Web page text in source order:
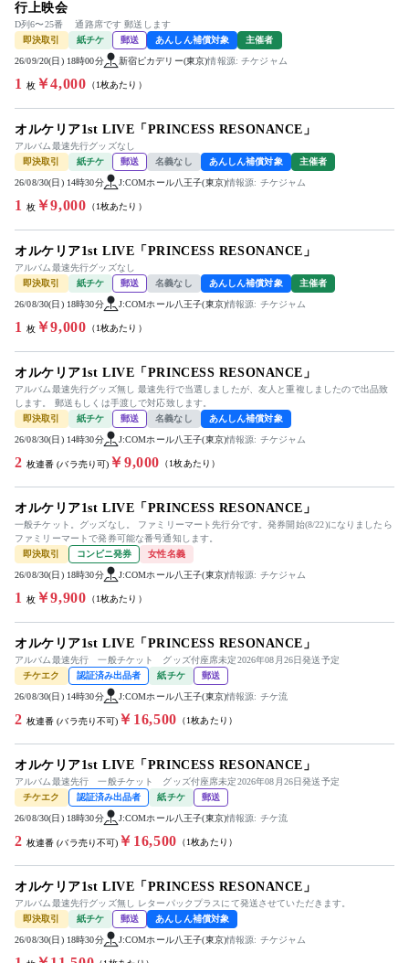
行上映会
D列6〜25番 通路席です 郵送します
即決取引
紙チケ 郵送 あんしん補償対象 主催者
26/09/20(日) 18時00分 新宿ピカデリー(東京)情報源: チケジャム
1 枚￥4,000 （1枚あたり）
オルケリア1st LIVE「PRINCESS RESONANCE」
アルバム最速先行グッズなし
即決取引
紙チケ 郵送 名義なし あんしん補償対象 主催者
26/08/30(日) 14時30分 J:COMホール八王子(東京)情報源: チケジャム
1 枚￥9,000 （1枚あたり）
オルケリア1st LIVE「PRINCESS RESONANCE」
アルバム最速先行グッズなし
即決取引
紙チケ 郵送 名義なし あんしん補償対象 主催者
26/08/30(日) 18時30分 J:COMホール八王子(東京)情報源: チケジャム
1 枚￥9,000 （1枚あたり）
オルケリア1st LIVE「PRINCESS RESONANCE」
アルバム最速先行グッズ無し 最速先行で当選しましたが、友人と重複しましたので出品致
します。 郵送もしくは手渡しで対応致します。
即決取引
紙チケ 郵送 名義なし あんしん補償対象
26/08/30(日) 14時30分 J:COMホール八王子(東京)情報源: チケジャム
2 枚連番 (バラ売り可) ￥9,000 （1枚あたり）
オルケリア1st LIVE「PRINCESS RESONANCE」
一般チケット。グッズなし。 ファミリーマート先行分です。発券開始(8/22)になりましたら
ファミリーマートで発券可能な番号通知します。
即決取引
コンビニ発券 女性名義
26/08/30(日) 18時30分 J:COMホール八王子(東京)情報源: チケジャム
1 枚￥9,900 （1枚あたり）
オルケリア1st LIVE「PRINCESS RESONANCE」
アルバム最速先行 一般チケット グッズ付座席未定2026年08月26日発送予定
チケエク
認証済み出品者 紙チケ 郵送
26/08/30(日) 14時30分 J:COMホール八王子(東京)情報源: チケ流
2 枚連番 (バラ売り不可) ￥16,500 （1枚あたり）
オルケリア1st LIVE「PRINCESS RESONANCE」
アルバム最速先行 一般チケット グッズ付座席未定2026年08月26日発送予定
チケエク
認証済み出品者 紙チケ 郵送
26/08/30(日) 18時30分 J:COMホール八王子(東京)情報源: チケ流
2 枚連番 (バラ売り不可) ￥16,500 （1枚あたり）
オルケリア1st LIVE「PRINCESS RESONANCE」
アルバム最速先行グッズ無し レターパックプラスにて発送させていただきます。
即決取引
紙チケ 郵送 あんしん補償対象
26/08/30(日) 18時30分 J:COMホール八王子(東京)情報源: チケジャム